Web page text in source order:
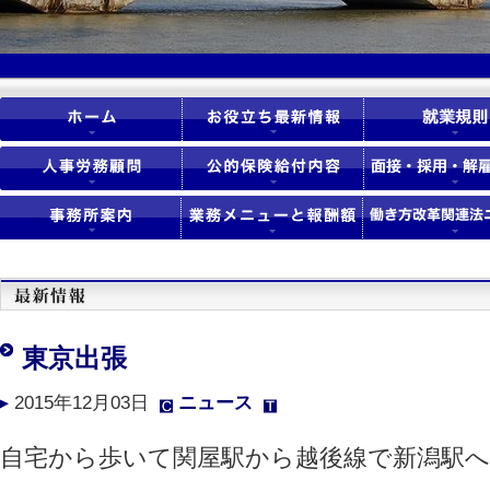
東京出張
2015年12月03日 ニュース
自宅から歩いて関屋駅から越後線で新潟駅